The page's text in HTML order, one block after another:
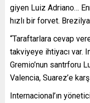
giyen Luiz Adriano…
hızlı bir forvet.
“Taraftarlara cevap
takviyeye ihtiyacı var.
Gremio’nun santrforu
Valencia, Suarez’e
Internacional’ın